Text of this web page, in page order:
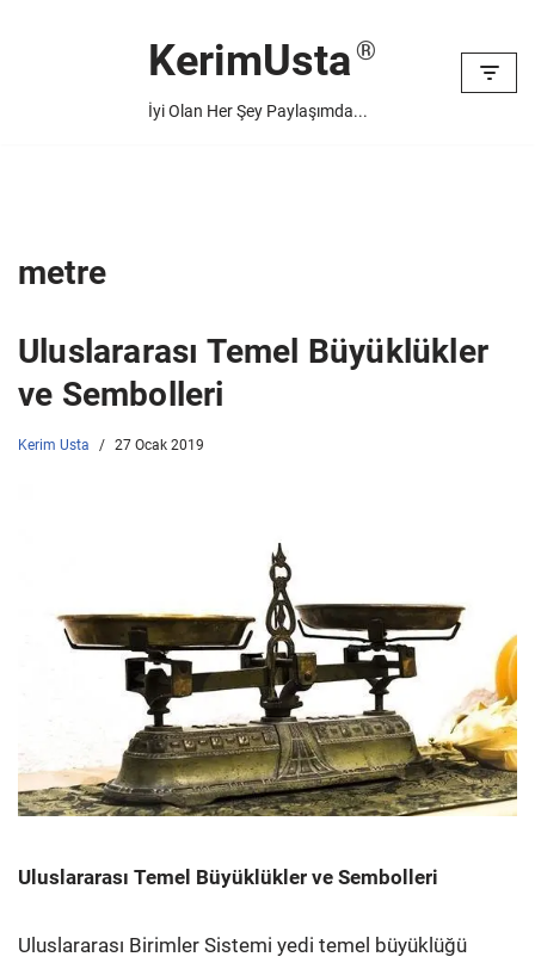
KerimUsta
İyi Olan Her Şey Paylaşımda...
metre
Uluslararası Temel Büyüklükler
ve Sembolleri
Kerim Usta 27 Ocak 2019
Uluslararası Temel Büyüklükler ve Sembolleri
Uluslararası Birimler Sistemi yedi temel büyüklüğü